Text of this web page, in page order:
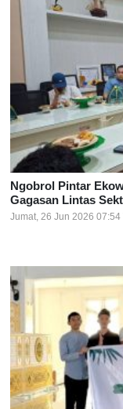
Ngobrol Pintar
Gagasan Lintas
Jumat, 26 Jun 2026 07:54